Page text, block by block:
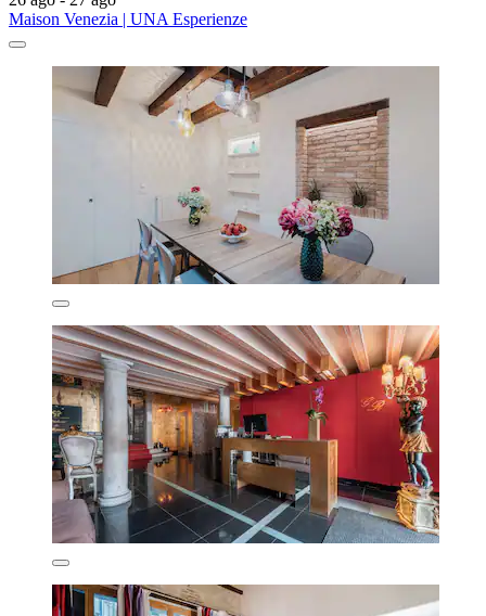
Maison Venezia | UNA Esperienze